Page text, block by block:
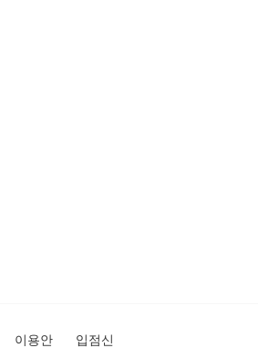
이용안
입점신